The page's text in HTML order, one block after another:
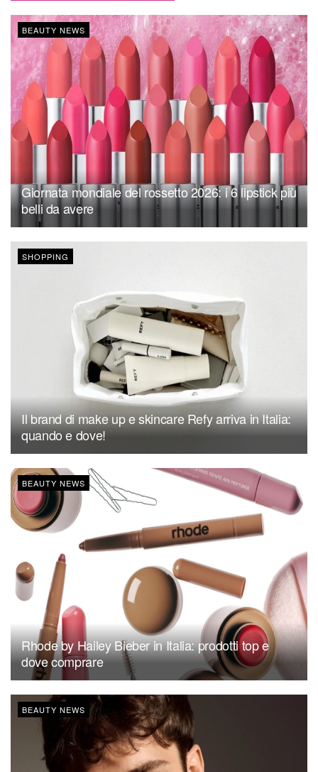
BEAUTY NEWS
Giornata mondiale del rossetto 2026: i 6 lipstick più
belli da avere
SHOPPING
Il brand di make up e skincare Refy arriva in Italia:
quando e dove!
BEAUTY NEWS
Rhode by Hailey Bieber in Italia: prodotti top e
dove comprare
BEAUTY NEWS